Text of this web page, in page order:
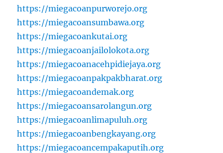
https://miegacoanpurworejo.org
https://miegacoansumbawa.org
https://miegacoankutai.org
https://miegacoanjailolokota.org
https://miegacoanacehpidiejaya.org
https://miegacoanpakpakbharat.org
https://miegacoandemak.org
https://miegacoansarolangun.org
https://miegacoanlimapuluh.org
https://miegacoanbengkayang.org
https://miegacoancempakaputih.org